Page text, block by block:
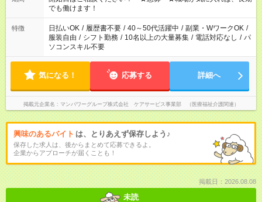
となります ※労働者派遣法（日雇い派遣の原則禁止）により、
短時間・短期間の就業はご案内が難しい場合があります
でも働けます！
特徴 日払いOK / 履歴書不要 / 40～50代活躍中 / 副業・WワークOK /
服装自由 / シフト勤務 / 10名以上の大量募集 / 電話対応なし / パ
ソコンスキル不要
気になる！ 応募する 詳細へ
掲載元企業名 マンパワーグループ株式会社 ケアサービス事業部 （医療福祉介護関連）
興味のあるバイト は、とりあえず保存しよう♪
保存した求人は、後からまとめて応募できるよ。
企業からアプローチが届くことも！
掲載日：2026.08.08
未読